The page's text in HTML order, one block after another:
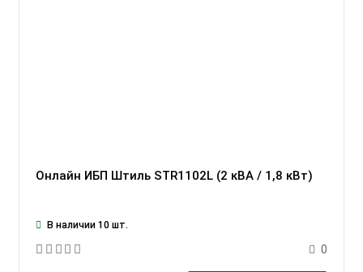
Онлайн ИБП Штиль STR1102L (2 кВА / 1,8 кВт)
В наличии 10 шт.
0